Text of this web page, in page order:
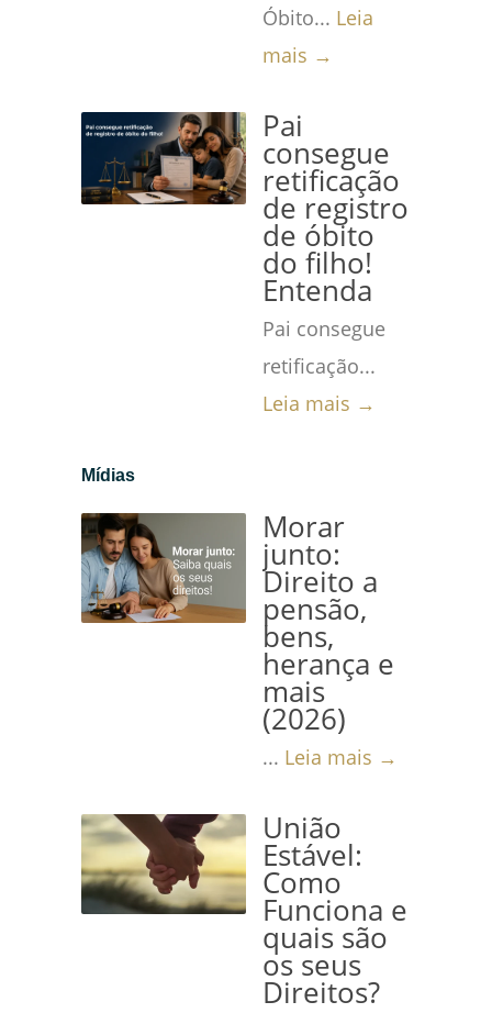
Óbito... Leia
mais →
Pai
consegue
retificação
de registro
de óbito
do filho!
Entenda
Pai consegue
retificação...
Leia mais →
Mídias
Morar
junto:
Direito a
pensão,
bens,
herança e
mais
(2026)
... Leia mais →
União
Estável:
Como
Funciona e
quais são
os seus
Direitos?